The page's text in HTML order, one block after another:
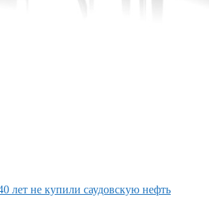
лет не купили саудовскую нефть